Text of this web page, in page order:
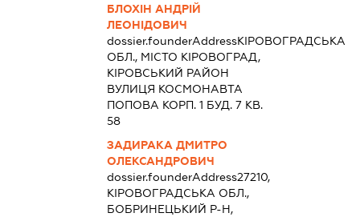
БЛОХІН АНДРІЙ
ЛЕОНІДОВИЧ
dossier.founderAddressКІРОВОГРАДСЬКА
ОБЛ., МІСТО КІРОВОГРАД,
КІРОВСЬКИЙ РАЙОН
ВУЛИЦЯ КОСМОНАВТА
ПОПОВА КОРП. 1 БУД. 7 КВ.
58
ЗАДИРАКА ДМИТРО
ОЛЕКСАНДРОВИЧ
dossier.founderAddress27210,
КІРОВОГРАДСЬКА ОБЛ.,
БОБРИНЕЦЬКИЙ Р-Н,